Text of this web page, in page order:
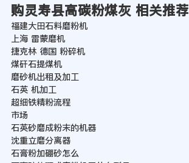
购灵寿县高碳粉煤灰 相关推荐
福建大田石料磨粉机
上海 雷蒙磨机
捷克林 德国 粉碎机
煤矸石提煤机
磨砂机出租及加工
石英 机加工
超细铁精粉流程
市场
石英砂磨成粉末的机器
沈重立磨分离器
石膏粉加硼砂怎么